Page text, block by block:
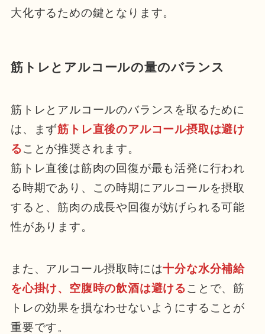
大化するための鍵となります。
筋トレとアルコールの量のバランス
筋トレとアルコールのバランスを取るために
は、まず筋トレ直後のアルコール摂取は避け
ることが推奨されます。
筋トレ直後は筋肉の回復が最も活発に行われ
る時期であり、この時期にアルコールを摂取
すると、筋肉の成長や回復が妨げられる可能
性があります。
また、アルコール摂取時には十分な水分補給
を心掛け、空腹時の飲酒は避けることで、筋
トレの効果を損なわせないようにすることが
重要です。